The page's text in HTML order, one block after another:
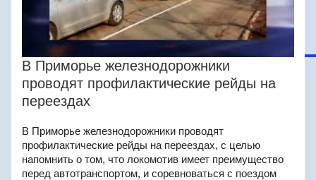
В Приморье железнодорожники
проводят профилактические рейды на
переездах
В Приморье железнодорожники проводят
профилактические рейды на переездах, с целью
напомнить о том, что локомотив имеет преимущество
перед автотранспортом, и соревноваться с поездом